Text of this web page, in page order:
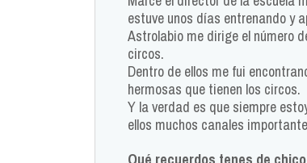
estuve unos días entrenando y
Astrolabio me dirige el número
circos.
Dentro de ellos me fui
hermosas que tienen los circos.
Y la verdad es que siempre
ellos muchos canales